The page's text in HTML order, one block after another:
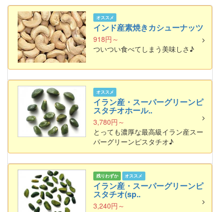
オススメ
インド産素焼きカシューナッツ
918円～
ついつい食べてしまう美味しさ♪
オススメ
イラン産・スーパーグリーンピ
スタチオホール..
3,780円～
とっても濃厚な最高級イラン産スー
パーグリーンピスタチオ♪
残りわずか オススメ
イラン産・スーパーグリーンピ
スタチオ(sp..
3,240円～